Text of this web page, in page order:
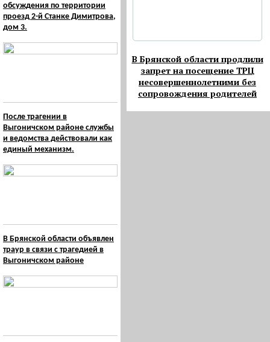
обсуждения по территории
проезд 2-й Станке Димитрова,
дом 3.
После трагении в
Выгоничском районе службы
и ведомства действовали как
единый механизм.
В Брянской области объявлен
траур в связи с трагедией в
Выгоничском районе
В Брянской области продлили
запрет на посещение ТРЦ
несовершеннолетними без
сопровождения родителей